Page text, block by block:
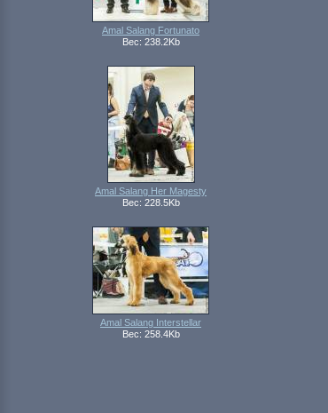
Amal Salang Fortunato
Вес: 238.2Kb
Amal Salang Her Magesty
Вес: 228.5Kb
Amal Salang Interstellar
Вес: 258.4Kb